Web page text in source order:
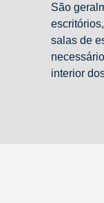
São
salas de
interior